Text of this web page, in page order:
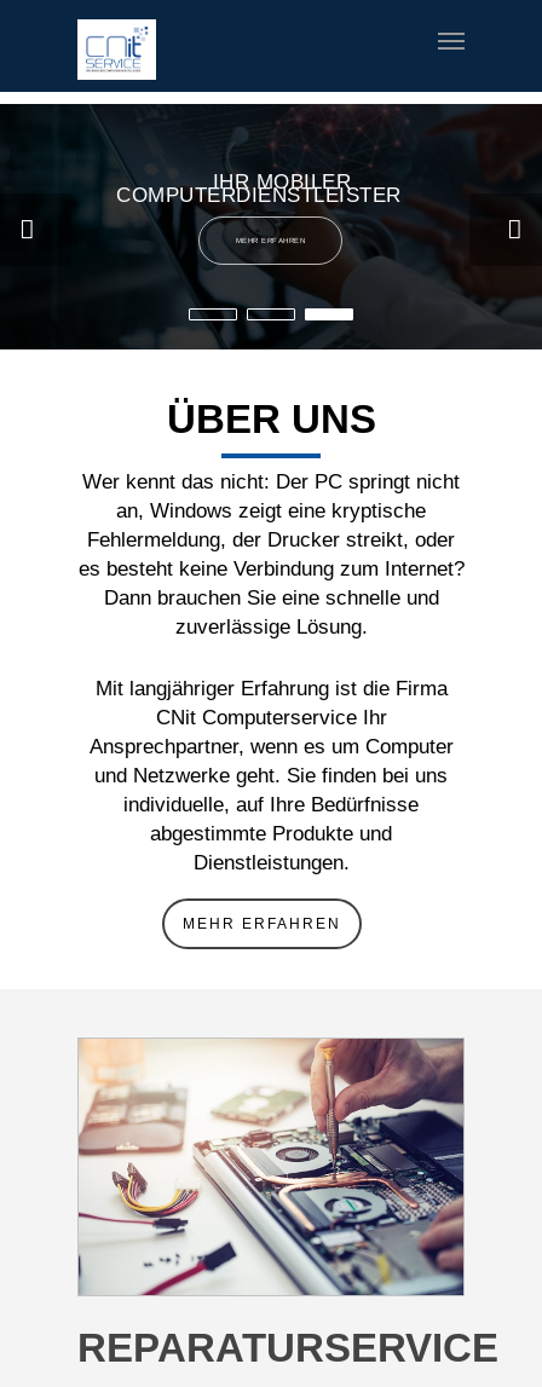
fred meyer gift card
fusion coupons build a bear printable coupon 10
rush music
special welcome coupon
IHR MOBILER
COMPUTERDIENSTLEISTER
MEHR ERFAHREN
ÜBER UNS
Wer kennt das nicht: Der PC springt nicht
an, Windows zeigt eine kryptische
Fehlermeldung, der Drucker streikt, oder
es besteht keine Verbindung zum Internet?
Dann brauchen Sie eine schnelle und
zuverlässige Lösung.
Mit langjähriger Erfahrung ist die Firma
CNit Computerservice Ihr
Ansprechpartner, wenn es um Computer
und Netzwerke geht. Sie finden bei uns
individuelle, auf Ihre Bedürfnisse
abgestimmte Produkte und
Dienstleistungen.
MEHR ERFAHREN
REPARATURSERVICE